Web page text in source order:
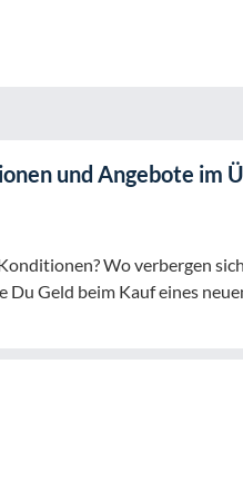
und Angebote im
Wo verbergen
Geld beim Kauf eines